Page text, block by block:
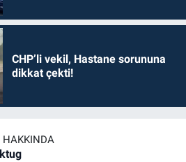
CHP’li vekil, Hastane sorununa
dikkat çekti!
HAKKINDA